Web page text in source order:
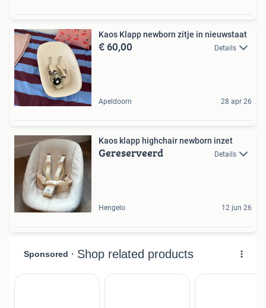
Kaos Klapp newborn zitje in nieuwstaat
€ 60,00 Details
Apeldoorn 28 apr 26
Kaos klapp highchair newborn inzet
Gereserveerd Details
Hengelo 12 jun 26